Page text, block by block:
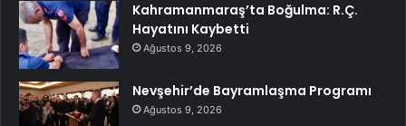
Kahramanmaraş’ta Boğulma: R.Ç.
Hayatını Kaybetti
Ağustos 9, 2026
Nevşehir’de Bayramlaşma Programı
Ağustos 9, 2026